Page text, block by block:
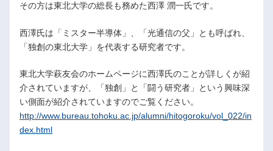
その方は東北大学の総長も務めた西澤 潤一氏です。
西澤氏は「ミスター半導体」、「光通信の父」とも呼ばれ、
「独創の東北大学」を代表する研究者です。
東北大学萩友会のホームページに西澤氏のことが詳しくが紹
介されていますが、「独創」と「闘う研究者」という興味深
い側面が紹介されていますのでご覧ください。
http://www.bureau.tohoku.ac.jp/alumni/hitogoroku/vol_022/in
dex.html